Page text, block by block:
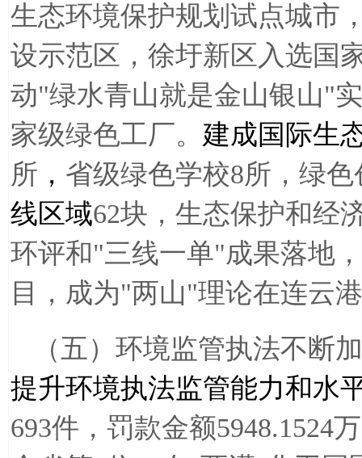
生态环境保护规划试点城市
设示范区，徐圩新区入选国
动"绿水青山就是金山银山"
家级绿色工厂。 建成国际生
所 ， 省级绿色学校8所，绿色
线区域62块，生态保护和经
环评和"三线一单"成果落地
目，成为"两山"理论在连云
（五）环境监管执法不断
提升环境执法监管能力和水
693件，罚款金额5948.1524